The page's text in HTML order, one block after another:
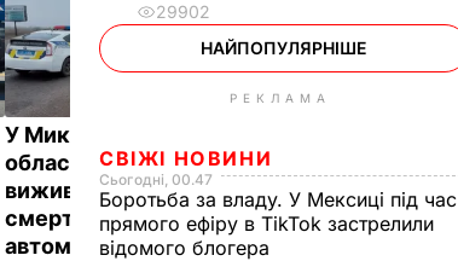
У Миколаївській
області водія, який
вижив у ДТП, на
смерть збив інший
автомобіль – поліція
29902
НАЙПОПУЛЯРНІШЕ
РЕКЛАМА
СВІЖІ НОВИНИ
Сьогодні, 00.47
Боротьба за владу. У Мексиці під час
прямого ефіру в TikTok застрелили
відомого блогера